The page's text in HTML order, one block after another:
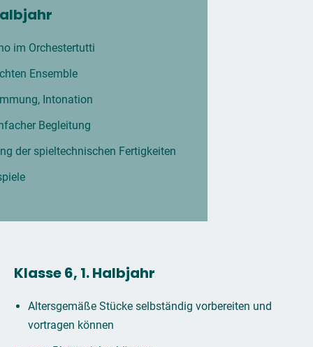
im Orchestertutti
Ensemble
Intonation
Begleitung
der spieltechnischen Fertigkeiten
Klasse 6, 1. Halbjahr
Altersgemäße Stücke selbständig vorbereiten und
vortragen können